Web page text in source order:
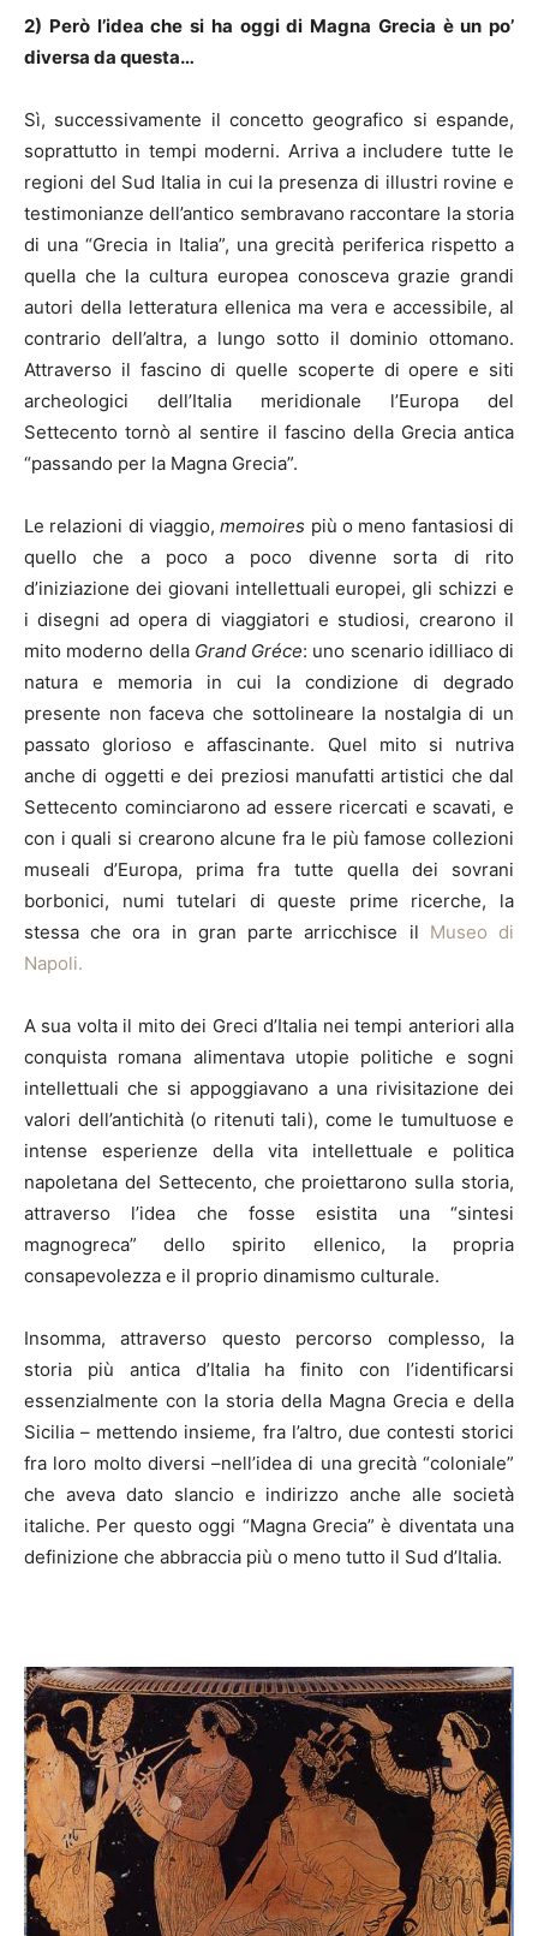
2) Però l’idea che si ha oggi di Magna Grecia è un po’
diversa da questa…
Sì, successivamente il concetto geografico si espande,
soprattutto in tempi moderni. Arriva a includere tutte le
regioni del Sud Italia in cui la presenza di illustri rovine e
testimonianze dell’antico sembravano raccontare la storia
di una “Grecia in Italia”, una grecità periferica rispetto a
quella che la cultura europea conosceva grazie grandi
autori della letteratura ellenica ma vera e accessibile, al
contrario dell’altra, a lungo sotto il dominio ottomano.
Attraverso il fascino di quelle scoperte di opere e siti
archeologici dell’Italia meridionale l’Europa del
Settecento tornò al sentire il fascino della Grecia antica
“passando per la Magna Grecia”.
Le relazioni di viaggio,memoires più o meno fantasiosi di
quello che a poco a poco divenne sorta di rito
d’iniziazione dei giovani intellettuali europei, gli schizzi e
i disegni ad opera di viaggiatori e studiosi, crearono il
mito moderno della Grand Gréce: uno scenario idilliaco di
natura e memoria in cui la condizione di degrado
presente non faceva che sottolineare la nostalgia di un
passato glorioso e affascinante. Quel mito si nutriva
anche di oggetti e dei preziosi manufatti artistici che dal
Settecento cominciarono ad essere ricercati e scavati, e
con i quali si crearono alcune fra le più famose collezioni
museali d’Europa, prima fra tutte quella dei sovrani
borbonici, numi tutelari di queste prime ricerche, la
stessa che ora in gran parte arricchisce il Museo di
Napoli.
A sua volta il mito dei Greci d’Italia nei tempi anteriori alla
conquista romana alimentava utopie politiche e sogni
intellettuali che si appoggiavano a una rivisitazione dei
valori dell’antichità (o ritenuti tali), come le tumultuose e
intense esperienze della vita intellettuale e politica
napoletana del Settecento, che proiettarono sulla storia,
attraverso l’idea che fosse esistita una “sintesi
magnogreca” dello spirito ellenico, la propria
consapevolezza e il proprio dinamismo culturale.
Insomma, attraverso questo percorso complesso, la
storia più antica d’Italia ha finito con l’identificarsi
essenzialmente con la storia della Magna Grecia e della
Sicilia – mettendo insieme, fra l’altro, due contesti storici
fra loro molto diversi –nell’idea di una grecità “coloniale”
che aveva dato slancio e indirizzo anche alle società
italiche. Per questo oggi “Magna Grecia” è diventata una
definizione che abbraccia più o meno tutto il Sud d’Italia.